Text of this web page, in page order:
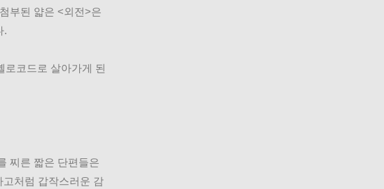
부된 얇은 <외전>은
.
로코드로 살아가게 된
찌른 짧은 단편들은
처럼 갑작스러운 감